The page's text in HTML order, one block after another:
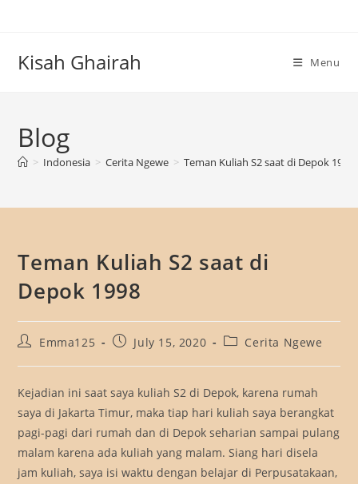
Kisah Ghairah Menu
Blog
> Indonesia > Cerita Ngewe > Teman Kuliah S2 saat di Depok 1998
Teman Kuliah S2 saat di
Depok 1998
PostEmma125
PostJuly 15, 2020
PostCerita Ngewe
Kejadian ini saat saya kuliah S2 di Depok, karena rumah
saya di Jakarta Timur, maka tiap hari kuliah saya berangkat
pagi-pagi dari rumah dan di Depok seharian sampai pulang
malam karena ada kuliah yang malam. Siang hari disela
jam kuliah, saya isi waktu dengan belajar di Perpusatakaan,